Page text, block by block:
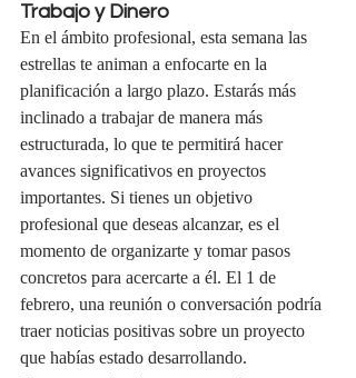
Trabajo y Dinero
En el ámbito profesional, esta semana las
estrellas te animan a enfocarte en la
planificación a largo plazo. Estarás más
inclinado a trabajar de manera más
estructurada, lo que te permitirá hacer
avances significativos en proyectos
importantes. Si tienes un objetivo
profesional que deseas alcanzar, es el
momento de organizarte y tomar pasos
concretos para acercarte a él. El 1 de
febrero, una reunión o conversación podría
traer noticias positivas sobre un proyecto
que habías estado desarrollando.